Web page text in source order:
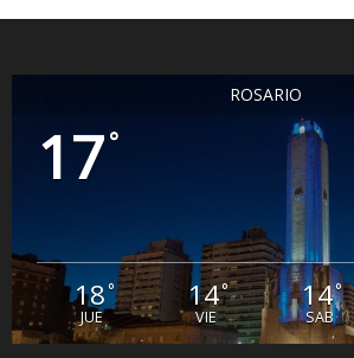
ROSARIO
17°
18°
JUE
14°
VIE
14°
SAB